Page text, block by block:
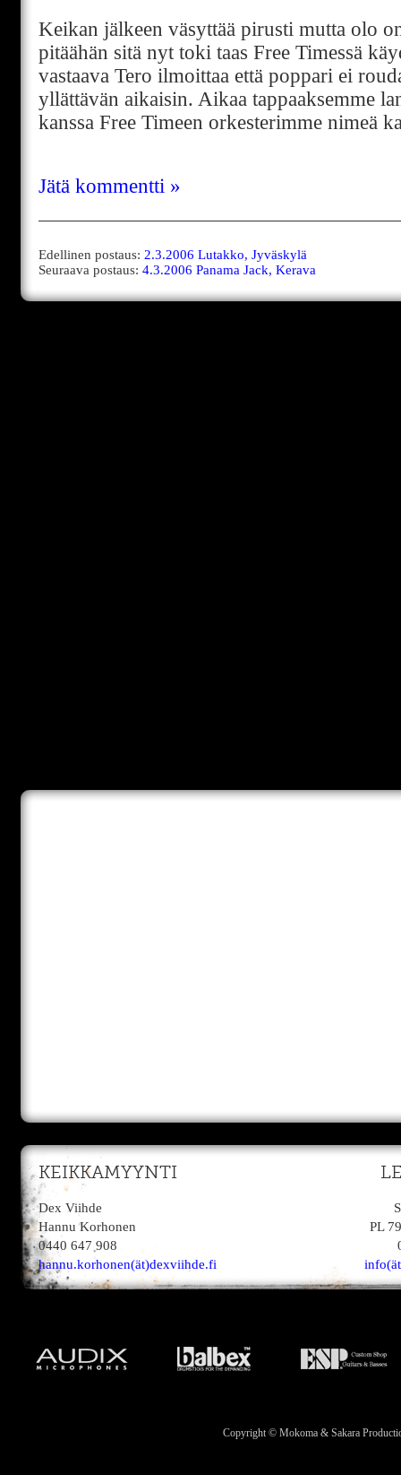
Keikan jälkeen väsyttää pirusti mutta olo
pitäähän sitä nyt toki taas Free Timessä
vastaava Tero ilmoittaa että poppari ei
yllättävän aikaisin. Aikaa tappaaksemme
kanssa Free Timeen orkesterimme nimeä
Jätä kommentti »
Edellinen postaus: 2.3.2006 Lutakko, Jyväskylä
Seuraava postaus: 4.3.2006 Panama Jack, Kerava
KEIKKAMYYNTI
Dex Viihde
Hannu Korhonen
0440 647 908
hannu.korhonen(ät)dexviihde.fi
PL
Copyright © Mokoma & Sakara